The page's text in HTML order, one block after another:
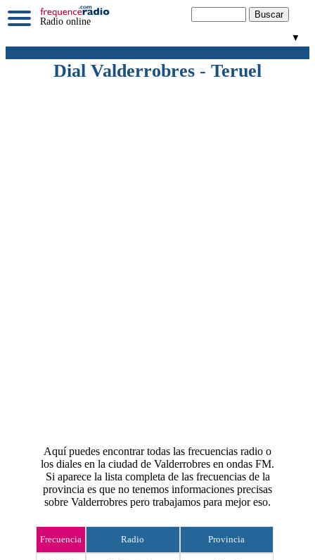
Radio online
▼
Dial Valderrobres - Teruel
Aquí puedes encontrar todas las frecuencias radio o
los diales en la ciudad de Valderrobres en ondas FM.
Si aparece la lista completa de las frecuencias de la
provincia es que no tenemos informaciones precisas
sobre Valderrobres pero trabajamos para mejor eso.
Frecuencia Radio Provincia